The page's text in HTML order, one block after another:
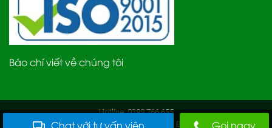
Báo chí viết về chúng tôi
Hotline: 0399.766.655
Bản quyền thuộc Công ty TNHH Thương mại Bách Hóa Môi Trường
Chat với tư vấn viên Gọi ngay